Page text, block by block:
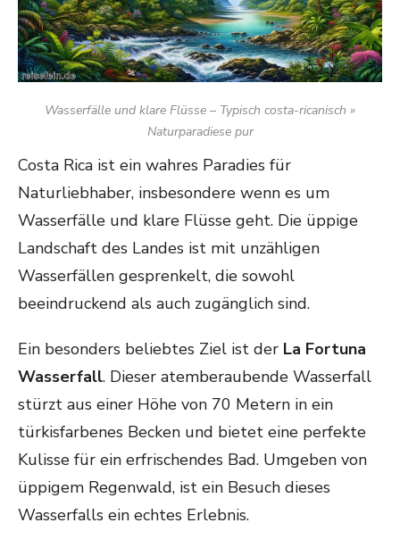
Wasserfälle und klare Flüsse – Typisch costa-ricanisch »
Naturparadiese pur
Costa Rica ist ein wahres Paradies für
Naturliebhaber, insbesondere wenn es um
Wasserfälle und klare Flüsse geht. Die üppige
Landschaft des Landes ist mit unzähligen
Wasserfällen gesprenkelt, die sowohl
beeindruckend als auch zugänglich sind.
Ein besonders beliebtes Ziel ist der La Fortuna
Wasserfall. Dieser atemberaubende Wasserfall
stürzt aus einer Höhe von 70 Metern in ein
türkisfarbenes Becken und bietet eine perfekte
Kulisse für ein erfrischendes Bad. Umgeben von
üppigem Regenwald, ist ein Besuch dieses
Wasserfalls ein echtes Erlebnis.